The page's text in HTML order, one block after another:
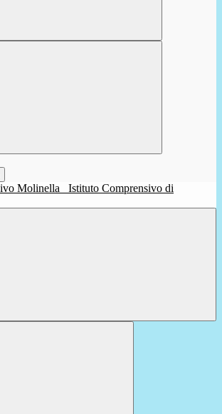
Istituto Comprensivo di